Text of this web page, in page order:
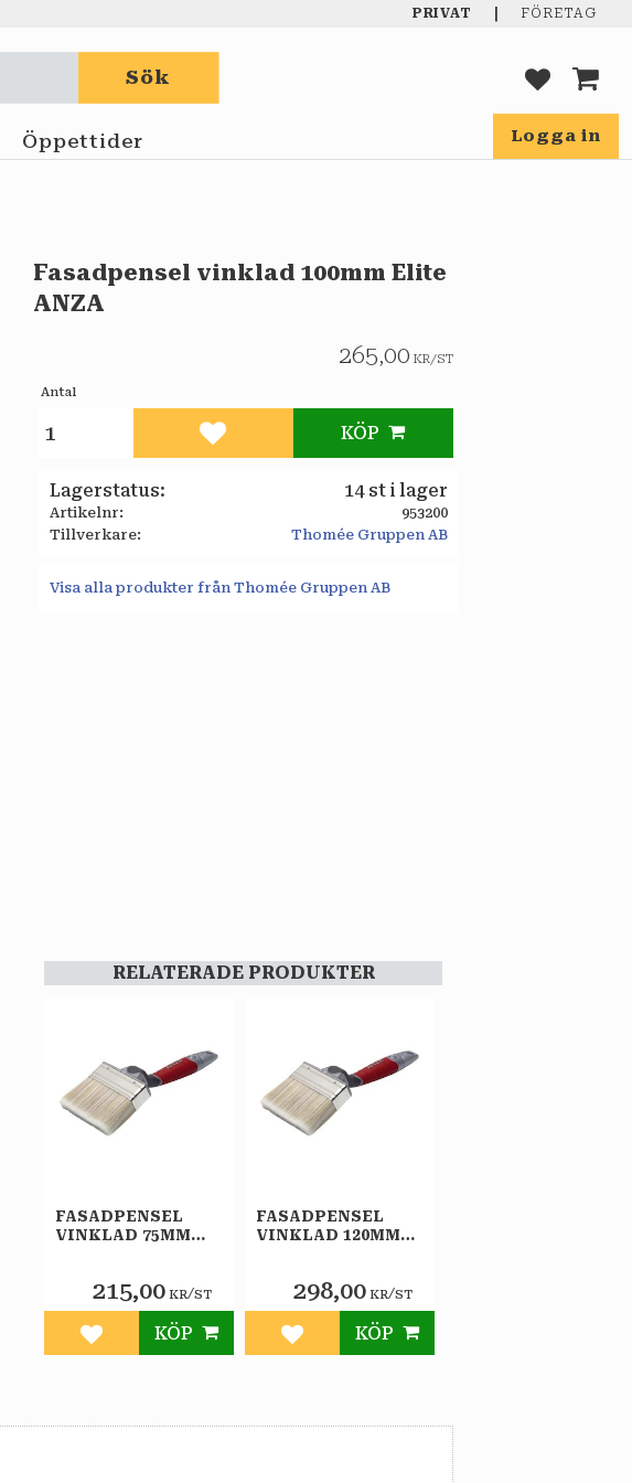
PRIVAT FÖRETAG
Logga in
Sök
Öppettider
Fasadpensel vinklad 100mm Elite
ANZA
265,00 KR/ST
Antal
KÖP
Lägg till i favoriter
Lagerstatus 14 st i lager
Artikelnr
953200
Tillverkare
Thomée Gruppen AB
Visa alla produkter från Thomée Gruppen AB
RELATERADE PRODUKTER
FASADPENSEL
VINKLAD 75MM
215,00KR/ST
Lägg till i favoriter
KÖP
FASADPENSEL
VINKLAD 120MM
298,00KR/ST
Lägg till i favoriter
KÖP